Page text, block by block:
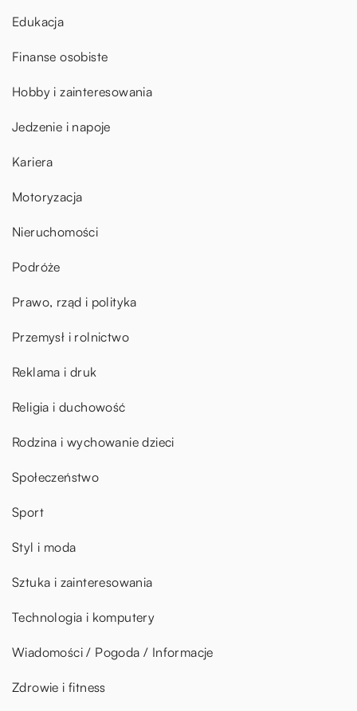
Edukacja
Finanse osobiste
Hobby i zainteresowania
Jedzenie i napoje
Kariera
Motoryzacja
Nieruchomości
Podróże
Prawo, rząd i polityka
Przemysł i rolnictwo
Reklama i druk
Religia i duchowość
Rodzina i wychowanie dzieci
Społeczeństwo
Sport
Styl i moda
Sztuka i zainteresowania
Technologia i komputery
Wiadomości / Pogoda / Informacje
Zdrowie i fitness